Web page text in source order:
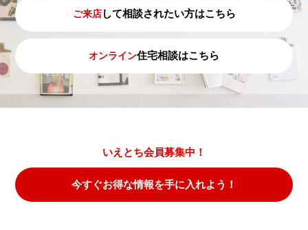
ご来店して相談されたい方はこちら
オンライン住宅相談はこちら
いえとち会員募集中！
今すぐお得な情報を手に入れよう！